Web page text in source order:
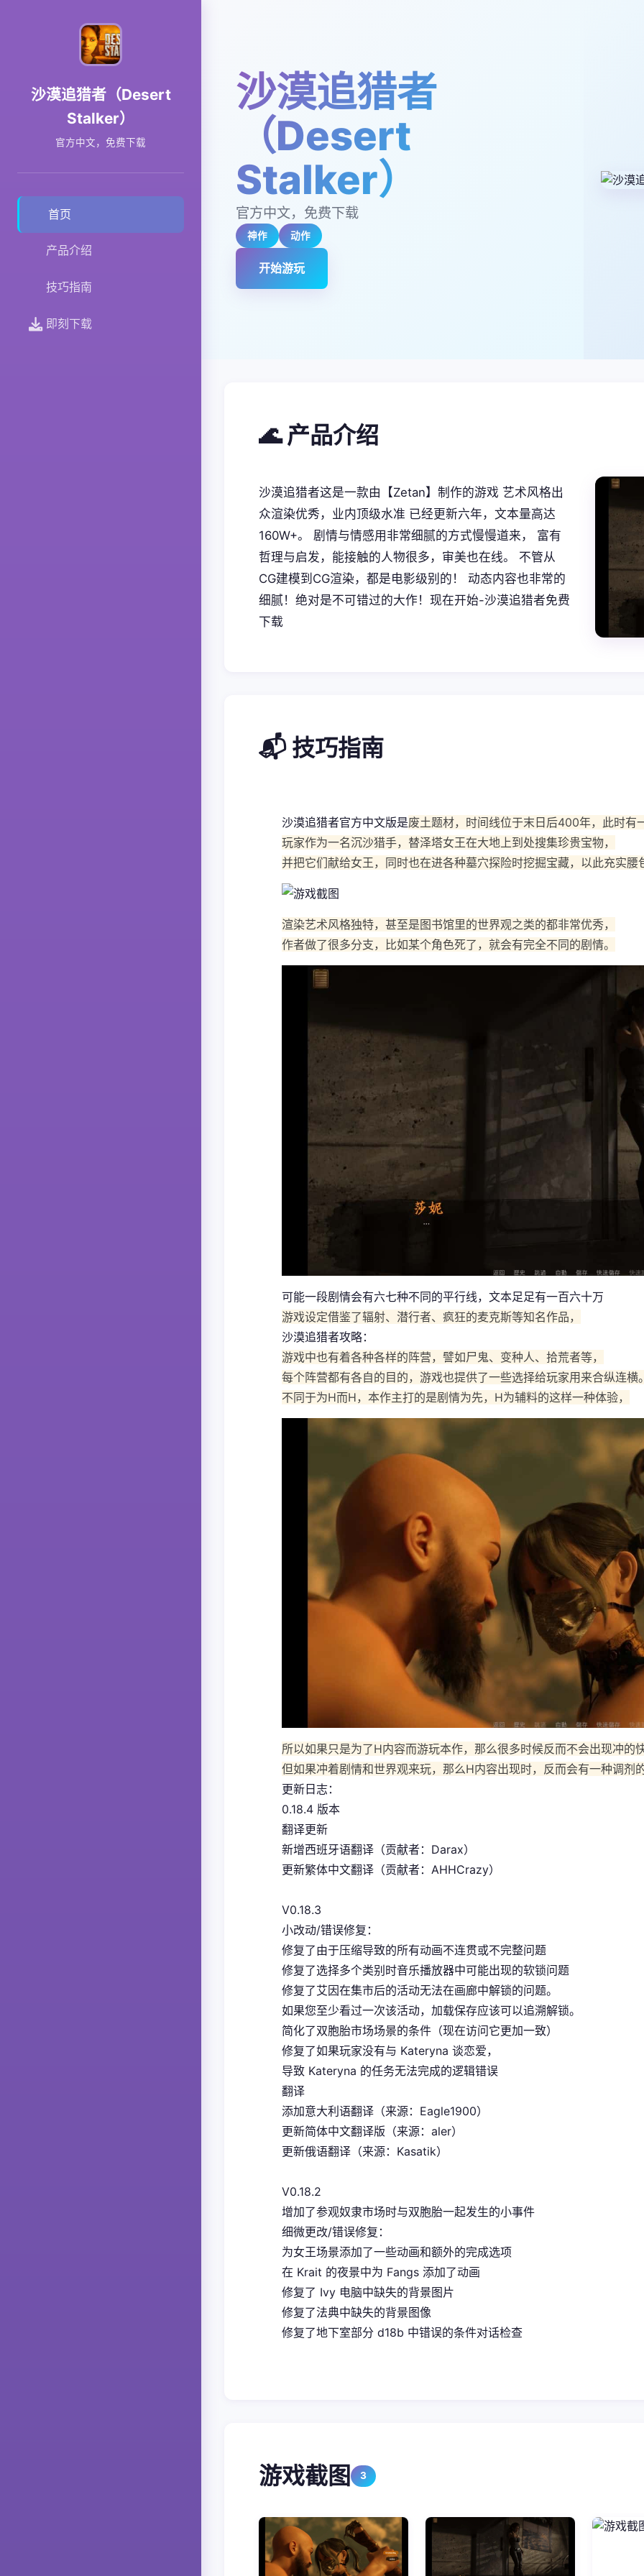
沙漠追猎者（Desert
Stalker）
官方中文，免费下载
首页
产品介绍
技巧指南
即刻下载
沙漠追猎者
（Desert
Stalker）
官方中文，免费下载
神作 动作
开始游玩
🌊 产品介绍
沙漠追猎者这是一款由【Zetan】制作的游戏 艺术风格出
众渲染优秀，业内顶级水准 已经更新六年，文本量高达
160W+。 剧情与情感用非常细腻的方式慢慢道来， 富有
哲理与启发，能接触的人物很多，审美也在线。 不管从
CG建模到CG渲染，都是电影级别的！ 动态内容也非常的
细腻！绝对是不可错过的大作！现在开始-沙漠追猎者免费
下载
📬 技巧指南
沙漠追猎者官方中文版是废土题材，时间线位于末日后400年，此时有
玩家作为一名沉沙猎手，替泽塔女王在大地上到处搜集珍贵宝物，
并把它们献给女王，同时也在进各种墓穴探险时挖掘宝藏，以此充实腰
渲染艺术风格独特，甚至是图书馆里的世界观之类的都非常优秀，
作者做了很多分支，比如某个角色死了，就会有完全不同的剧情。
可能一段剧情会有六七种不同的平行线，文本足足有一百六十万
游戏设定借鉴了辐射、潜行者、疯狂的麦克斯等知名作品，
沙漠追猎者攻略：
游戏中也有着各种各样的阵营，譬如尸鬼、变种人、拾荒者等，
每个阵营都有各自的目的，游戏也提供了一些选择给玩家用来合纵连横
不同于为H而H，本作主打的是剧情为先，H为辅料的这样一种体验，
所以如果只是为了H内容而游玩本作，那么很多时候反而不会出现冲的
但如果冲着剧情和世界观来玩，那么H内容出现时，反而会有一种调剂
更新日志：
0.18.4 版本
翻译更新
新增西班牙语翻译（贡献者：Darax）
更新繁体中文翻译（贡献者：AHHCrazy）
V0.18.3
小改动/错误修复：
修复了由于压缩导致的所有动画不连贯或不完整问题
修复了选择多个类别时音乐播放器中可能出现的软锁问题
修复了艾因在集市后的活动无法在画廊中解锁的问题。
如果您至少看过一次该活动，加载保存应该可以追溯解锁。
简化了双胞胎市场场景的条件（现在访问它更加一致）
修复了如果玩家没有与 Kateryna 谈恋爱，
导致 Kateryna 的任务无法完成的逻辑错误
翻译
添加意大利语翻译（来源：Eagle1900）
更新简体中文翻译版（来源：aler）
更新俄语翻译（来源：Kasatik）
V0.18.2
增加了参观奴隶市场时与双胞胎一起发生的小事件
细微更改/错误修复：
为女王场景添加了一些动画和额外的完成选项
在 Krait 的夜景中为 Fangs 添加了动画
修复了 Ivy 电脑中缺失的背景图片
修复了法典中缺失的背景图像
修复了地下室部分 d18b 中错误的条件对话检查
游戏截图 3